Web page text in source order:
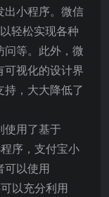
出小程序。微信
轻松实现各种
问等。此外，微
可视化的设计界
，大大降低了
使用了基于
序，支付宝小
可以使用
以充分利用